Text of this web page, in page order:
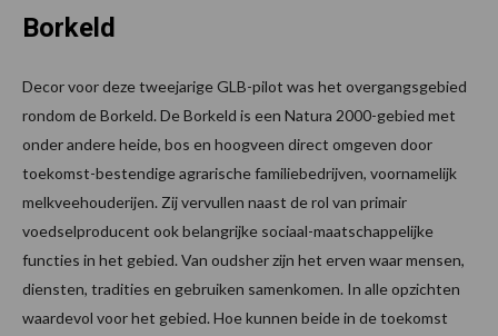
Borkeld
Decor voor deze tweejarige GLB-pilot was het overgangsgebied
rondom de Borkeld. De Borkeld is een Natura 2000-gebied met
onder andere heide, bos en hoogveen direct omgeven door
toekomst-bestendige agrarische familiebedrijven, voornamelijk
melkveehouderijen. Zij vervullen naast de rol van primair
voedselproducent ook belangrijke sociaal-maatschappelijke
functies in het gebied. Van oudsher zijn het erven waar mensen,
diensten, tradities en gebruiken samenkomen. In alle opzichten
waardevol voor het gebied. Hoe kunnen beide in de toekomst